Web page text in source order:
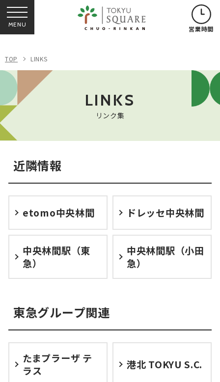
MENU 営業時間
TOP LINKS
LINKS
リンク集
近隣情報
etomo中央林間 ドレッセ中央林間
中央林間駅（東
急）
中央林間駅（小田
急）
東急グループ関連
たまプラーザ テ
ラス
港北 TOKYU S.C.